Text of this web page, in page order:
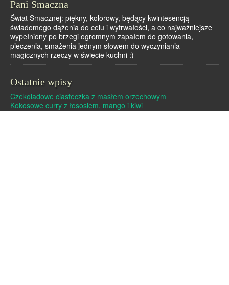
Pani Smaczna
Świat Smacznej: piękny, kolorowy, będący kwintesencją
świadomego dążenia do celu i wytrwałości, a co najważniejsze
wypełniony po brzegi ogromnym zapałem do gotowania,
pieczenia, smażenia jednym słowem do wyczyniania
magicznych rzeczy w świecie kuchni :)
Ostatnie wpisy
Czekoladowe ciasteczka z masłem orzechowym
Kokosowe curry z łososiem, mango i kiwi